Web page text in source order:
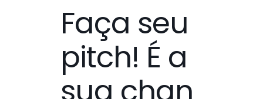
Faça seu
pitch! É a